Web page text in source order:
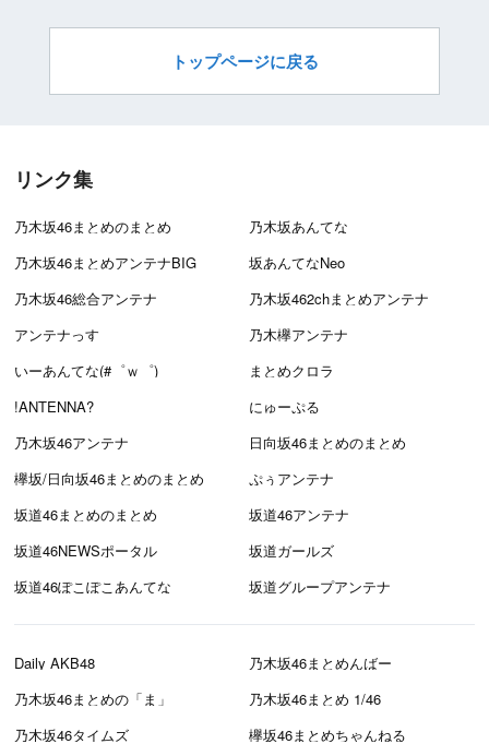
トップページに戻る
リンク集
乃木坂46まとめのまとめ
乃木坂あんてな
乃木坂46まとめアンテナBIG
坂あんてなNeo
乃木坂46総合アンテナ
乃木坂462chまとめアンテナ
アンテナっす
乃木欅アンテナ
いーあんてな(#゜ｗ゜)
まとめクロラ
!ANTENNA?
にゅーぷる
乃木坂46アンテナ
日向坂46まとめのまとめ
欅坂/日向坂46まとめのまとめ
ぷぅアンテナ
坂道46まとめのまとめ
坂道46アンテナ
坂道46NEWSポータル
坂道ガールズ
坂道46ぽこぽこあんてな
坂道グループアンテナ
Daily AKB48
乃木坂46まとめんばー
乃木坂46まとめの「ま」
乃木坂46まとめ 1/46
乃木坂46タイムズ
欅坂46まとめちゃんねる